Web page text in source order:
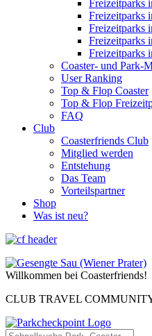
Freizeitparks
Freizeitparks
Freizeitparks
Freizeitparks
Freizeitparks
Coaster- und Park-
User Ranking
Top & Flop Coaster
Top & Flop
FAQ
Club
Coasterfriends Club
Mitglied werden
Entstehung
Das Team
Vorteilspartner
Shop
Was ist neu?
Willkommen bei Coasterfriends!
CLUB TRAVEL